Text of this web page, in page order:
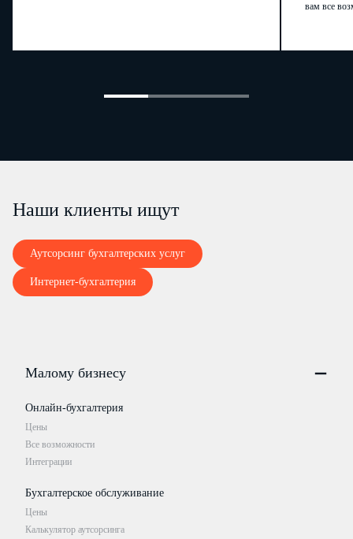
вам все
Наши клиенты ищут
Аутсорсинг бухгалтерских услуг
Интернет-бухгалтерия
Малому бизнесу
Онлайн-бухгалтерия
Цены
Все возможности
Интеграции
Бухгалтерское обслуживание
Цены
Калькулятор аутсорсинга